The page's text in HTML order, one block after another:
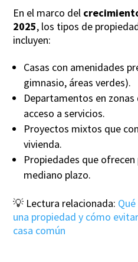
En el marco del
2025, los tipos de
incluyen:
Casas con amenidades
gimnasio, áreas verdes).
Departamentos en
acceso a servicios.
Proyectos mixtos que
vivienda.
Propiedades que
mediano plazo.
💡 Lectura relacionada:
una propiedad y cómo
casa común